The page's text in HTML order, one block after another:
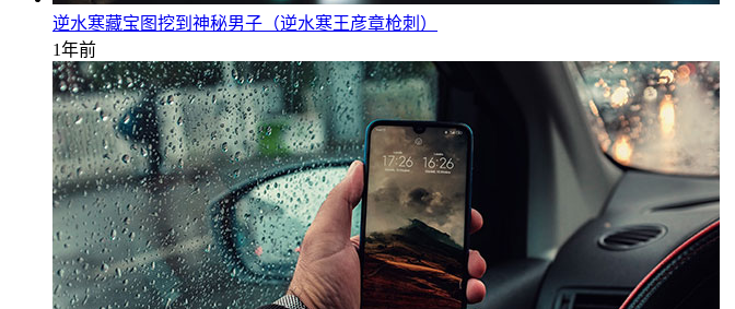
逆水寒藏宝图挖到神秘男子（逆水寒王彦章枪刺）
1年前